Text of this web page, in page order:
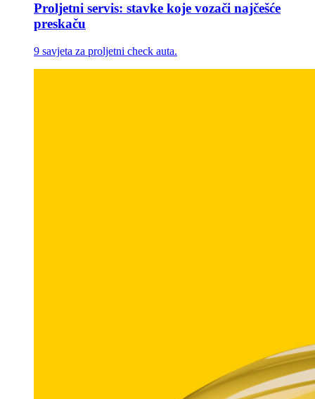
Proljetni servis: stavke koje vozači najčešće
preskaču
9 savjeta za proljetni check auta.